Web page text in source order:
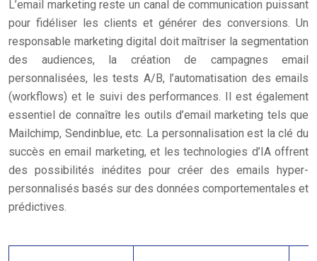
L’email marketing reste un canal de communication puissant
pour fidéliser les clients et générer des conversions. Un
responsable marketing digital doit maîtriser la segmentation
des audiences, la création de campagnes email
personnalisées, les tests A/B, l’automatisation des emails
(workflows) et le suivi des performances. Il est également
essentiel de connaître les outils d’email marketing tels que
Mailchimp, Sendinblue, etc. La personnalisation est la clé du
succès en email marketing, et les technologies d’IA offrent
des possibilités inédites pour créer des emails hyper-
personnalisés basés sur des données comportementales et
prédictives.